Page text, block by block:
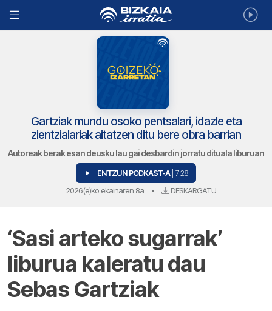
Gartziak mundu osoko pentsalari, idazle eta
zientzialariak aitatzen ditu bere obra barrian
Autoreak berak esan deusku lau gai desbardin jorratu dituala liburuan
ENTZUN PODKAST-A | 7:28
2026(e)ko ekainaren 8a • DESKARGATU
‘Sasi arteko sugarrak’
liburua kaleratu dau
Sebas Gartziak